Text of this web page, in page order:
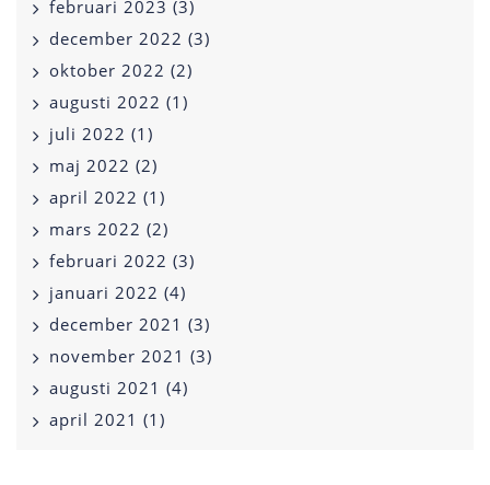
februari 2023 (3)
december 2022 (3)
oktober 2022 (2)
augusti 2022 (1)
juli 2022 (1)
maj 2022 (2)
april 2022 (1)
mars 2022 (2)
februari 2022 (3)
januari 2022 (4)
december 2021 (3)
november 2021 (3)
augusti 2021 (4)
april 2021 (1)